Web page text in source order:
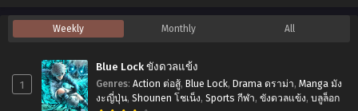
เป็น
สไลม์
ซะ
แล้ว
พากย์
ไทย
อ
นิ
Kaguya-
sama
Weekly Monthly All
1
Blue Lock ขังดวลแข้ง
Genres: Action ต่อสู้, Blue Lock, Drama ดราม่า, Manga มัง
งะญี่ปุ่น, Shounen โชเน็ง, Sports กีฬา, ขังดวลแข้ง, บลูล็อก